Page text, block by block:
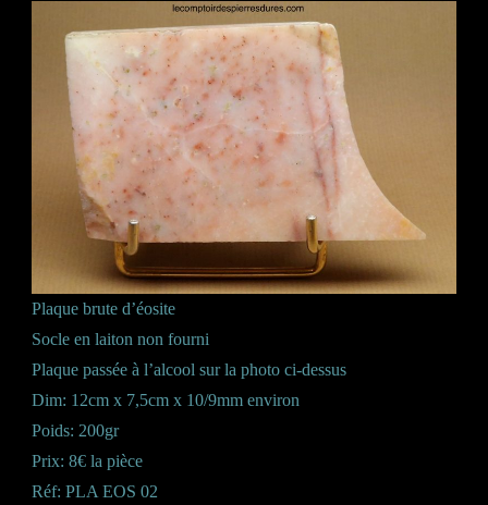
Plaque brute d’éosite
Socle en laiton non fourni
Plaque passée à l’alcool sur la photo ci-dessus
Dim: 12cm x 7,5cm x 10/9mm environ
Poids: 200gr
Prix: 8€ la pièce
Réf: PLA EOS 02